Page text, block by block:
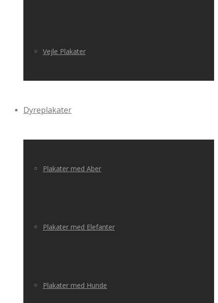
Vejle Plakater
Dyreplakater
Plakater med Aber
Plakater med Elefanter
Plakater med Hunde